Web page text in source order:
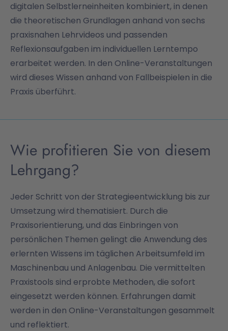
digitalen Selbstlerneinheiten kombiniert, in denen
die theoretischen Grundlagen anhand von sechs
praxisnahen Lehrvideos und passenden
Reflexionsaufgaben im individuellen Lerntempo
erarbeitet werden. In den Online-Veranstaltungen
wird dieses Wissen anhand von Fallbeispielen in die
Praxis überführt.
Wie profitieren Sie von diesem
Lehrgang?
Jeder Schritt von der Strategieentwicklung bis zur
Umsetzung wird thematisiert. Durch die
Praxisorientierung, und das Einbringen von
persönlichen Themen gelingt die Anwendung des
erlernten Wissens im täglichen Arbeitsumfeld im
Maschinenbau und Anlagenbau. Die vermittelten
Praxistools sind erprobte Methoden, die sofort
eingesetzt werden können. Erfahrungen damit
werden in den Online-Veranstaltungen gesammelt
und reflektiert.